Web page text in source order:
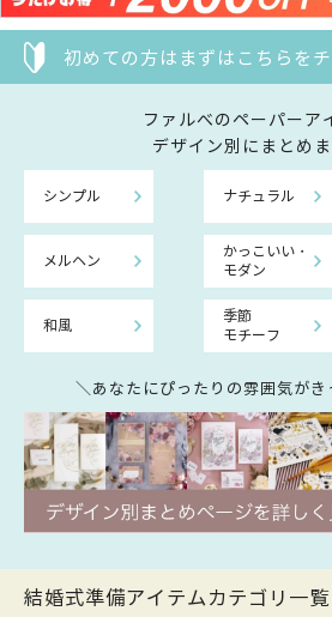
初めての方はまずはこちらをチ
ファルべのペーパーア
デザイン別にまとめま
シンプル ナチュラル
メルヘン
かっこいい・
モダン
和風
季節
モチーフ
＼あなたにぴったりの雰囲気が
結婚式準備アイテムカテゴリ一覧